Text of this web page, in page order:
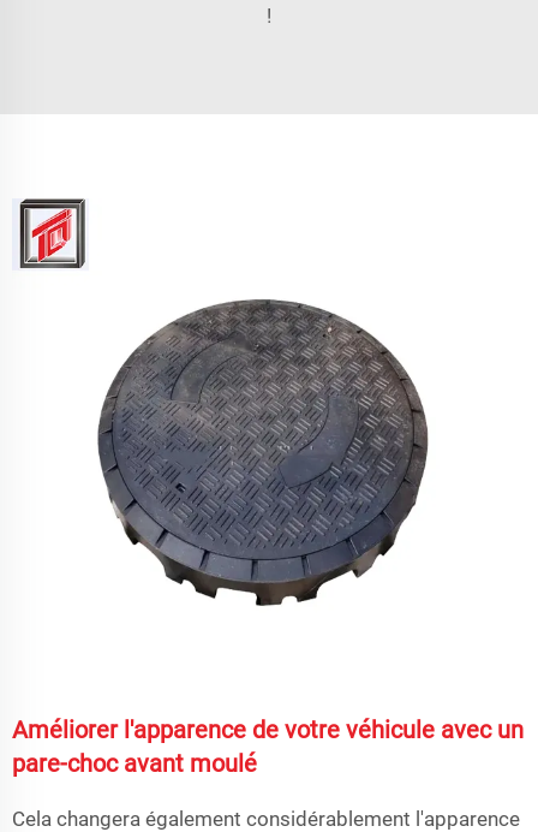
!
Améliorer l'apparence de votre véhicule avec un
pare-choc avant moulé
Cela changera également considérablement l'apparence